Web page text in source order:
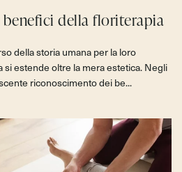
della floriterapia
della storia umana per la loro
si estende oltre la mera estetica. Negli
riconoscimento dei be...